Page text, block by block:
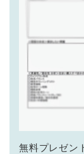
無料プレゼン